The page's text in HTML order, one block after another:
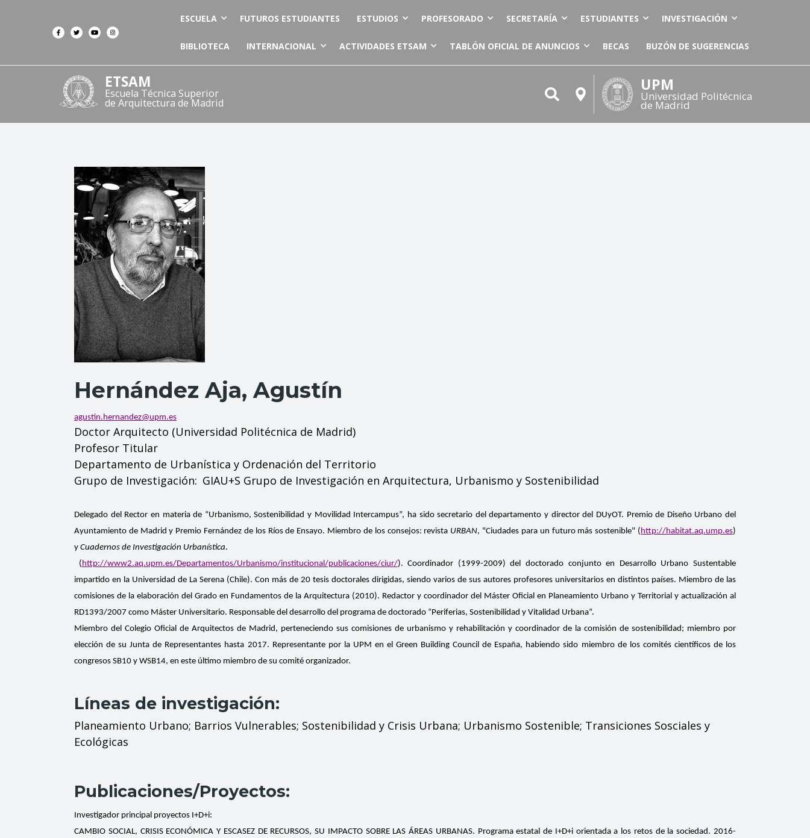
ESCUELA FUTUROS ESTUDIANTES ESTUDIOS PROFESORADO SECRETARÍA ESTUDIANTES INVESTIGACIÓN
BIBLIOTECA INTERNACIONAL ACTIVIDADES ETSAM TABLÓN OFICIAL DE ANUNCIOS BECAS BUZÓN DE SUGERENCIAS
ETSAM
Escuela Técnica Superior
de Arquitectura de Madrid
UPM
Universidad Politécnica
de Madrid
Hernández Aja, Agustín
agustin.hernandez@upm.es
Doctor Arquitecto (Universidad Politécnica de Madrid)
Profesor Titular
Departamento de Urbanística y Ordenación del Territorio
Grupo de Investigación
GIAU+S Grupo de Investigación en Arquitectura, Urbanismo y Sostenibilidad
Delegado del Rector en materia de “Urbanismo, Sostenibilidad y Movilidad Intercampus”, ha sido secretario del departamento y director del DUyOT. Premio de Diseño Urbano del
Ayuntamiento de Madrid y Premio Fernández de los Ríos de Ensayo. Miembro de los consejos: revista URBAN, "Ciudades para un futuro más sostenible" (http://habitat.aq.ump.es)
y Cuadernos de Investigación Urbanística.
(http://www2.aq.upm.es/Departamentos/Urbanismo/institucional/publicaciones/ciur/). Coordinador (1999-2009) del doctorado conjunto en Desarrollo Urbano Sustentable
impartido en la Universidad de La Serena (Chile). Con más de 20 tesis doctorales dirigidas, siendo varios de sus autores profesores universitarios en distintos países. Miembro de las
comisiones de la elaboración del Grado en Fundamentos de la Arquitectura (2010). Redactor y coordinador del Máster Oficial en Planeamiento Urbano y Territorial y actualización al
RD1393/2007 como Máster Universitario. Responsable del desarrollo del programa de doctorado “Periferias, Sostenibilidad y Vitalidad Urbana”.
Miembro del Colegio Oficial de Arquitectos de Madrid, perteneciendo sus comisiones de urbanismo y rehabilitación y coordinador de la comisión de sostenibilidad; miembro por
elección de su Junta de Representantes hasta 2017. Representante por la UPM en el Green Building Council de España, habiendo sido miembro de los comités científicos de los
congresos SB10 y WSB14, en este último miembro de su comité organizador.
Líneas de investigación:
Planeamiento Urbano; Barrios Vulnerables; Sostenibilidad y Crisis Urbana; Urbanismo Sostenible; Transiciones Sosciales y
Ecológicas
Publicaciones/Proyectos:
Investigador principal proyectos I+D+i:
CAMBIO SOCIAL, CRISIS ECONÓMICA Y ESCASEZ DE RECURSOS, SU IMPACTO SOBRE LAS ÁREAS URBANAS. Programa estatal de I+D+i orientada a los retos de la sociedad. 2016-